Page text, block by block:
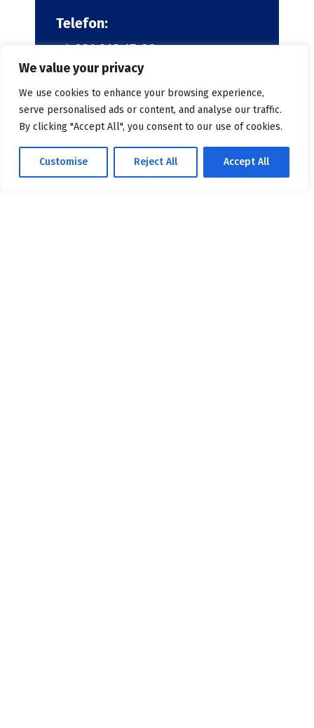
We value your privacy
We use cookies to enhance your browsing experience,
serve personalised ads or content, and analyse our traffic.
By clicking "Accept All", you consent to our use of cookies.
Customise Reject All Accept All
Telefon:
+4 021 318 15 66
Email:
secretariat@bio.unibuc.ro
Navigare rapidă